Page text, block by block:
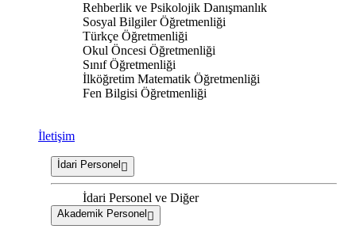
Rehberlik ve Psikolojik Danışmanlık
Sosyal Bilgiler Öğretmenliği
Türkçe Öğretmenliği
Okul Öncesi Öğretmenliği
Sınıf Öğretmenliği
İlköğretim Matematik Öğretmenliği
Fen Bilgisi Öğretmenliği
İletişim
İdari Personel
İdari Personel ve Diğer
Akademik Personel